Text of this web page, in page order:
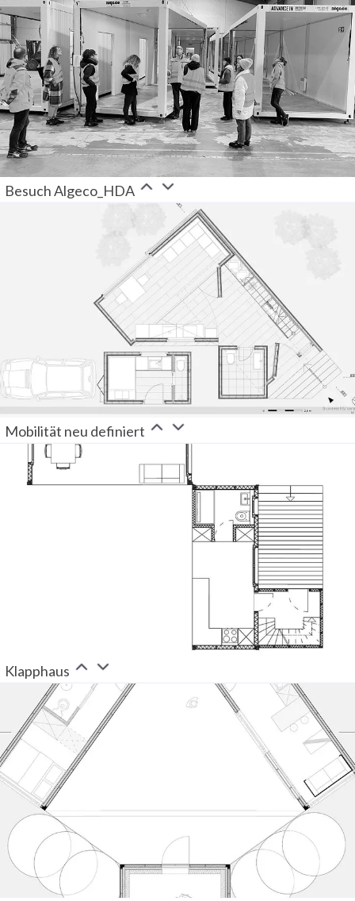
Besuch Algeco_HDA
Mobilität neu definiert
Klapphaus